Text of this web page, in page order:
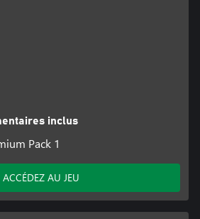
inclus
Pack 1
ACCÉDEZ AU JEU